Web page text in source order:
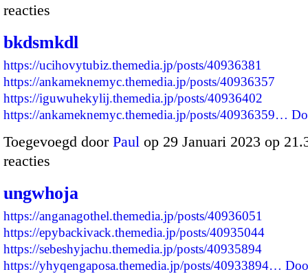
reacties
bkdsmkdl
https://ucihovytubiz.themedia.jp/posts/40936381
https://ankameknemyc.themedia.jp/posts/40936357
https://iguwuhekylij.themedia.jp/posts/40936402
https://ankameknemyc.themedia.jp/posts/40936359…
Toegevoegd door Paul op 29 Januari 2023 op
reacties
ungwhoja
https://anganagothel.themedia.jp/posts/40936051
https://epybackivack.themedia.jp/posts/40935044
https://sebeshyjachu.themedia.jp/posts/40935894
https://yhyqengaposa.themedia.jp/posts/40933894…